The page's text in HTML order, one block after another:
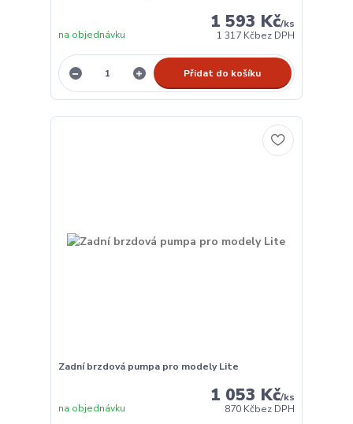
1 593 Kč/ks
1 317 Kčbez DPH
na objednávku
Přidat do košíku
Zadní brzdová pumpa pro modely Lite
1 053 Kč/ks
870 Kčbez DPH
na objednávku